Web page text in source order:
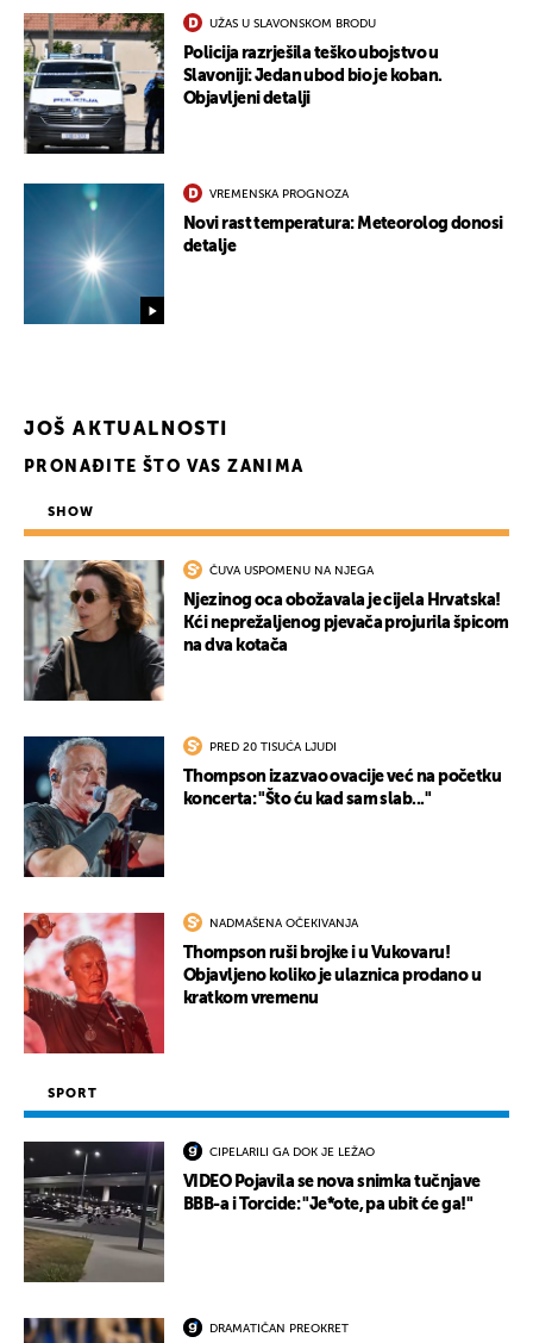
UŽAS U SLAVONSKOM BRODU
Policija razrješila teško ubojstvo u
Slavoniji: Jedan ubod bio je koban.
Objavljeni detalji
VREMENSKA PROGNOZA
Novi rast temperatura: Meteorolog donosi
detalje
JOŠ AKTUALNOSTI
PRONAĐITE ŠTO VAS ZANIMA
SHOW
ČUVA USPOMENU NA NJEGA
Njezinog oca obožavala je cijela Hrvatska!
Kći neprežaljenog pjevača projurila špicom
na dva kotača
PRED 20 TISUĆA LJUDI
Thompson izazvao ovacije već na početku
koncerta: "Što ću kad sam slab..."
NADMAŠENA OČEKIVANJA
Thompson ruši brojke i u Vukovaru!
Objavljeno koliko je ulaznica prodano u
kratkom vremenu
SPORT
CIPELARILI GA DOK JE LEŽAO
VIDEO Pojavila se nova snimka tučnjave
BBB-a i Torcide: "Je*ote, pa ubit će ga!"
DRAMATIČAN PREOKRET